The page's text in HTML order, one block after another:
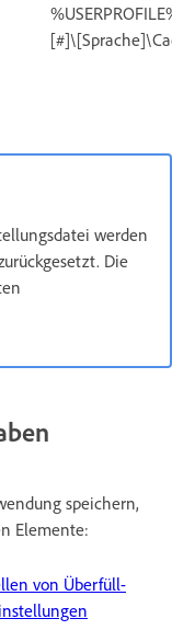
werden
Die
speichern,
Elemente:
von Überfüll-